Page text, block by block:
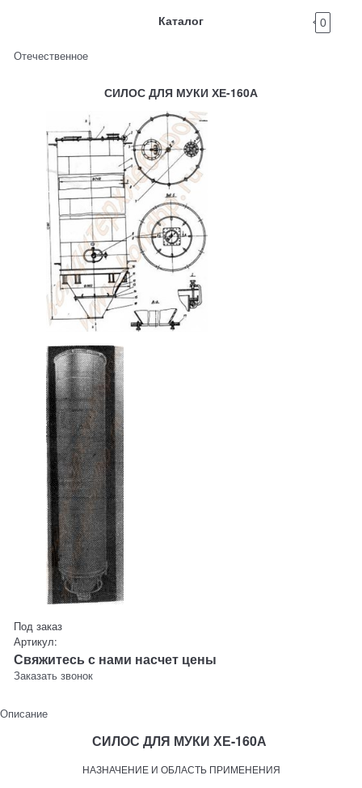
Каталог 0
Отечественное
СИЛОС ДЛЯ МУКИ ХЕ-160А
Под заказ
Артикул:
Свяжитесь с нами насчет цены
Заказать звонок
Описание
СИЛОС ДЛЯ МУКИ ХЕ-160А
НАЗНАЧЕНИЕ И ОБЛАСТЬ ПРИМЕНЕНИЯ